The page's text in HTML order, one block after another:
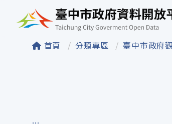
臺中市政府資
首頁 分類專區 臺中市政府